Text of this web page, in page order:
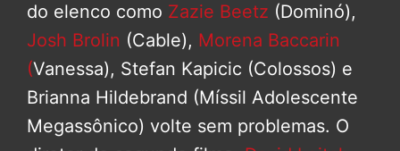
do elenco como Zazie Beetz (Dominó),
Josh Brolin (Cable), Morena Baccarin
(Vanessa), Stefan Kapicic (Colossos) e
Brianna Hildebrand (Míssil Adolescente
Megassônico) volte sem problemas. O